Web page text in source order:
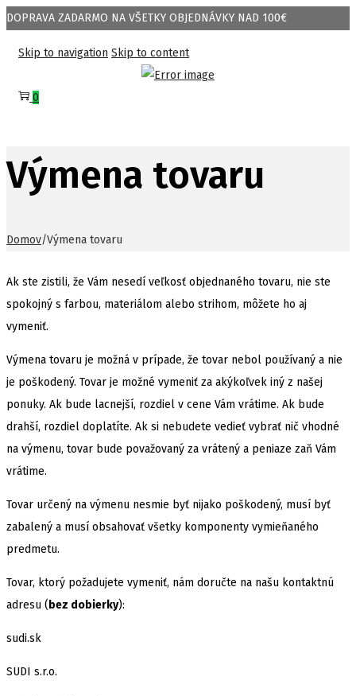
DOPRAVA ZADARMO NA VŠETKY OBJEDNÁVKY NAD 100€
Skip to navigation Skip to content
0
Výmena tovaru
Domov/Výmena tovaru
Ak ste zistili, že Vám nesedí veľkosť objednaného tovaru, nie ste
spokojný s farbou, materiálom alebo strihom, môžete ho aj
vymeniť.
Výmena tovaru je možná v prípade, že tovar nebol používaný a nie
je poškodený. Tovar je možné vymeniť za akýkoľvek iný z našej
ponuky. Ak bude lacnejší, rozdiel v cene Vám vrátime. Ak bude
drahší, rozdiel doplatíte. Ak si nebudete vedieť vybrať nič vhodné
na výmenu, tovar bude považovaný za vrátený a peniaze zaň Vám
vrátime.
Tovar určený na výmenu nesmie byť nijako poškodený, musí byť
zabalený a musí obsahovať všetky komponenty vymieňaného
predmetu.
Tovar, ktorý požadujete vymeniť, nám doručte na našu kontaktnú
adresu (bez dobierky):
sudi.sk
SUDI s.r.o.